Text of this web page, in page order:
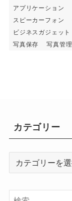
アプリケーション
スピーカーフォン
ビジネスガジェット
写真保存
写真管理
カテゴリー
リ